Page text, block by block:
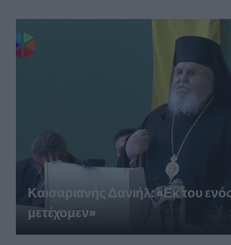
Καισαριανής Δανιήλ: «Εκ του
μετέχομεν»